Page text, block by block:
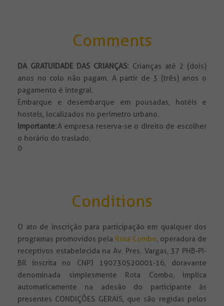
Comments
DA GRATUIDADE DAS CRIANÇAS: Crianças até 2 (dois)
anos no colo não pagam. A partir de 3 (três) anos o
pagamento é integral.
Embarque e desembarque em pousadas, hotéis e
hostels, localizados no perímetro urbano.
Importante:A empresa reserva-se o direito de escolher
o horário do traslado.
0
Conditions
O ato de inscrição para participação em qualquer dos
programas promovidos pela Rota Combo, operadora de
receptivos estabelecida na Av. Pres. Vargas, 37 PHB-PI-
BR inscrita no CNPJ 190730520001-16, doravante
denominada simplesmente Rota Combo, implica
automaticamente na adesão do participante às
presentes CONDIÇÕES GERAIS, que são regidas pelos